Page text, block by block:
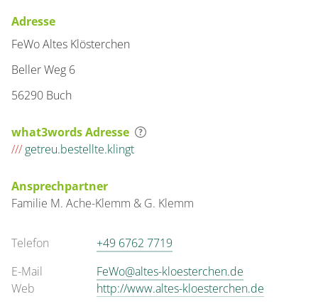
Adresse
FeWo Altes Klösterchen
Beller Weg 6
56290 Buch
what3words Adresse
/// getreu.bestellte.klingt
Ansprechpartner
Familie M. Ache-Klemm & G. Klemm
Telefon
+49 6762 7719
E-Mail
FeWo@altes-kloesterchen.de
Web
http://www.altes-kloesterchen.de